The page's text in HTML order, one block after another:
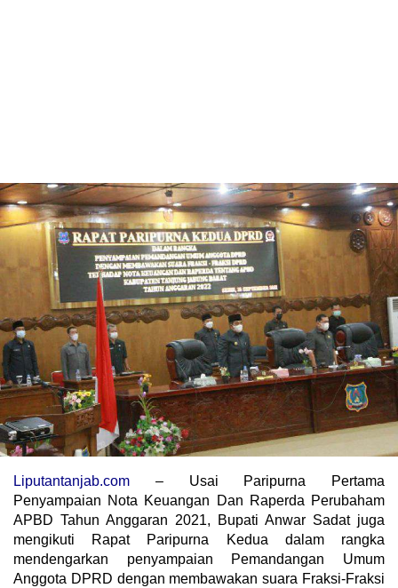
Liputantanjab.com – Usai Paripurna Pertama
Penyampaian Nota Keuangan Dan Raperda Perubaham
APBD Tahun Anggaran 2021, Bupati Anwar Sadat juga
mengikuti Rapat Paripurna Kedua dalam rangka
mendengarkan penyampaian Pemandangan Umum
Anggota DPRD dengan membawakan suara Fraksi-Fraksi